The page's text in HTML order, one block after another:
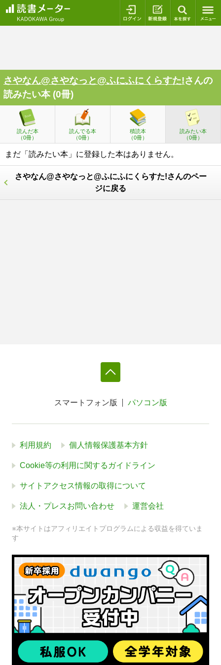
ログイン 新規登録
さやなん@さやなっと@ふにふにくらすた!さんの
読みたい本 (0冊)
読んだ本
（0冊）
読んでる本
（0冊）
積読本
（0冊）
読みたい本
（0冊）
まだ「読みたい本」に登録した本はありません。
さやなん@さやなっと@ふにふにくらすた!さんのペー
ジに戻る
スマートフォン版 パソコン版
利用規約 個人情報保護基本方針
Cookie等の利用に関するガイドライン
サイトアクセス情報の取得について
法人・プレスお問い合わせ 運営会社
※本サイトはアフィリエイトプログラムによる収益を得ていま
す